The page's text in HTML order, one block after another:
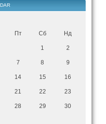
Пт Сб Нд
1 2
7 8 9
14 15 16
21 22 23
28 29 30